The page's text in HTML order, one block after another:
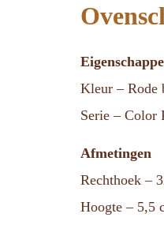
Kleur – Rode
Serie – Color
Afmetingen
Rechthoek –
Hoogte – 5,5